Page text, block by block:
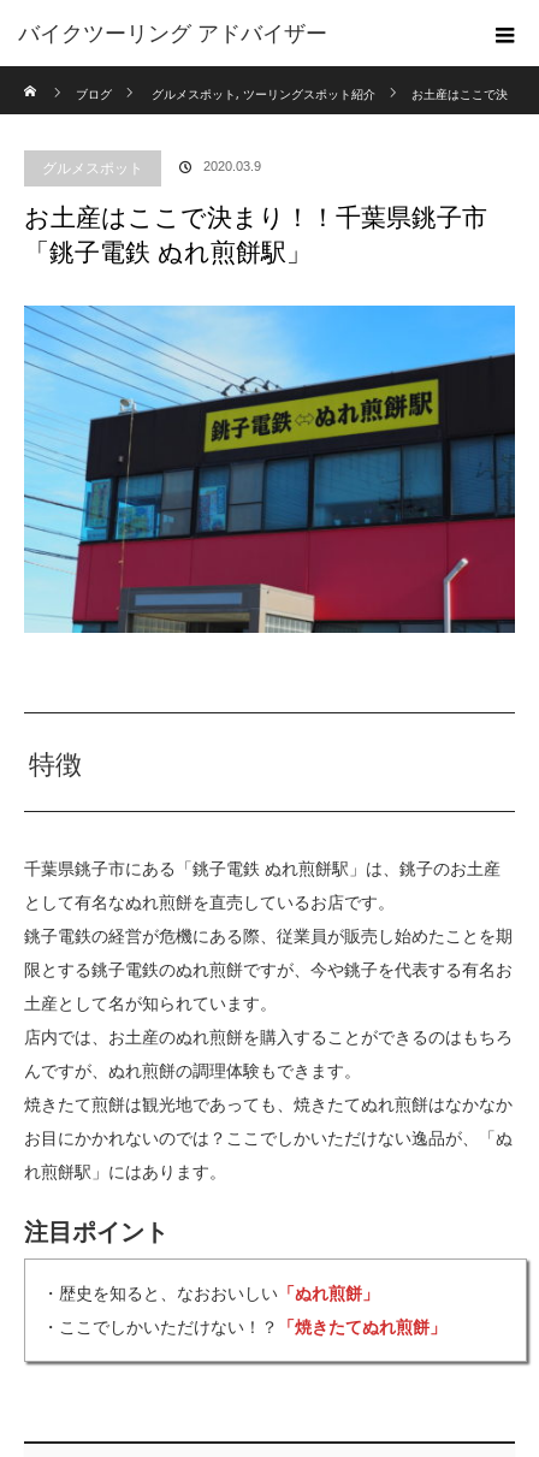
バイクツーリング アドバイザー
ブログ
グルメスポット, ツーリングスポット紹介 お土産はここで決
グルメスポット 2020.03.9
お土産はここで決まり！！千葉県銚子市
「銚子電鉄 ぬれ煎餅駅」
特徴
千葉県銚子市にある「銚子電鉄 ぬれ煎餅駅」は、銚子のお土産
として有名なぬれ煎餅を直売しているお店です。
銚子電鉄の経営が危機にある際、従業員が販売し始めたことを期
限とする銚子電鉄のぬれ煎餅ですが、今や銚子を代表する有名お
土産として名が知られています。
店内では、お土産のぬれ煎餅を購入することができるのはもちろ
んですが、ぬれ煎餅の調理体験もできます。
焼きたて煎餅は観光地であっても、焼きたてぬれ煎餅はなかなか
お目にかかれないのでは？ここでしかいただけない逸品が、「ぬ
れ煎餅駅」にはあります。
注目ポイント
・歴史を知ると、なおおいしい 「ぬれ煎餅」
・ここでしかいただけない！？
「焼きたてぬれ煎餅」